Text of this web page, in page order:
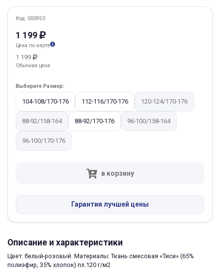
Код: 000950
1 199
Цена по карте
1 199
Обычная цена
Выберите Размер:
104-108/170-176 112-116/170-176 120-124/170-176
88-92/158-164 88-92/170-176 96-100/158-164
96-100/170-176
в корзину
Гарантия лучшей цены
Описание и характеристики
Цвет: белый-розовый. Материалы: Ткань смесовая «Тиси» (65%
полиэфир, 35% хлопок) пл.120 г/м2